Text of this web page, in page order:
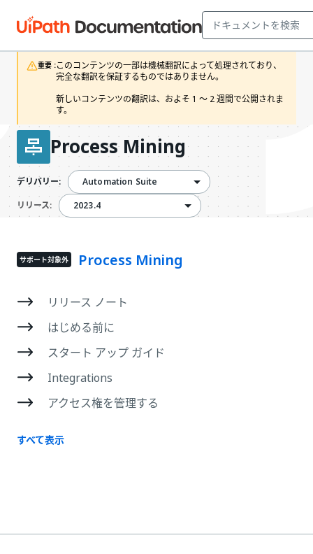
重要 :このコンテンツの一部は機械翻訳によって処理されており、
完全な翻訳を保証するものではありません。
新しいコンテンツの翻訳は、およそ 1 ～ 2 週間で公開されま
す。
Process Mining
デリバリー:
Automation Suite
リリース:2023.42023.4
サポート対象外 Process Mining
リリース ノート
はじめる前に
スタート アップ ガイド
Integrations
アクセス権を管理する
すべて表示